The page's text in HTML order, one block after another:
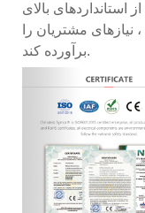
بالای
مشتریان را
برآورده کند.